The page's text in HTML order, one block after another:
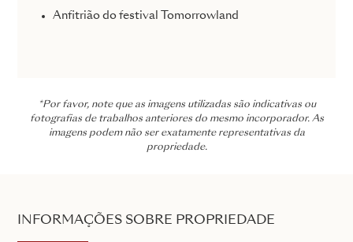
Anfitrião do festival Tomorrowland
*Por favor, note que as imagens utilizadas são indicativas ou
fotografias de trabalhos anteriores do mesmo incorporador. As
imagens podem não ser exatamente representativas da
propriedade.
INFORMAÇÕES SOBRE PROPRIEDADE